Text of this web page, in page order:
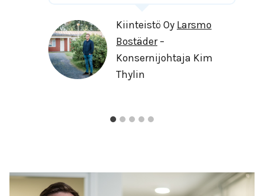
m
a
s
s
t
Kiinteistö Oy Larsmo
Bostäder–
Konsernijohtaja Kim
Thylin